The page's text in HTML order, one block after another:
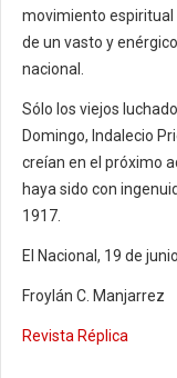
movimiento espiritual
de un vasto y
nacional.
Sólo los viejos
Domingo, Indalecio
creían en el próximo
haya sido con
1917.
El Nacional, 19 de
Froylán C. Manjarrez
Revista Réplica